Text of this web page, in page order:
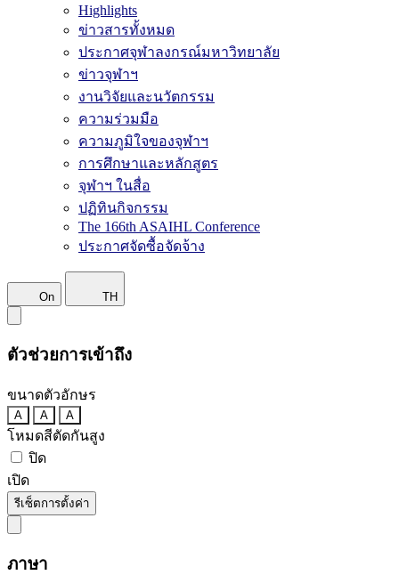
Highlights
ข่าวสารทั้งหมด
ประกาศจุฬาลงกรณ์มหาวิทยาลัย
ข่าวจุฬาฯ
งานวิจัยและนวัตกรรม
ความร่วมมือ
ความภูมิใจของจุฬาฯ
การศึกษาและหลักสูตร
จุฬาฯ ในสื่อ
ปฏิทินกิจกรรม
The 166th ASAIHL Conference
ประกาศจัดซื้อจัดจ้าง
On TH
ตัวช่วยการเข้าถึง
ขนาดตัวอักษร
A A A
โหมดสีตัดกันสูง
ปิด
เปิด
รีเซ็ตการตั้งค่า
ภาษา